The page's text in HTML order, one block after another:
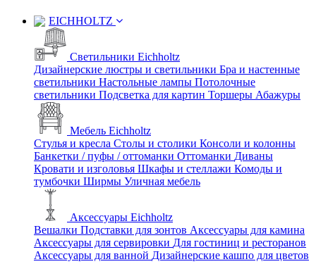
EICHHOLTZ
Светильники Eichholtz
Дизайнерские люстры и светильники Бра и настенные
светильники Настольные лампы Потолочные
светильники Подсветка для картин Торшеры Абажуры
Мебель Eichholtz
Стулья и кресла Столы и столики Консоли и колонны
Банкетки / пуфы / оттоманки Оттоманки Диваны
Кровати и изголовья Шкафы и стеллажи Комоды и
тумбочки Ширмы Уличная мебель
Аксессуары Eichholtz
Вешалки Подставки для зонтов Аксессуары для камина
Аксессуары для сервировки Для гостиниц и ресторанов
Аксессуары для ванной Дизайнерские кашпо для цветов